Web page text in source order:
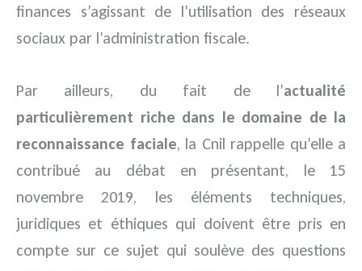
finances s’agissant de l’utilisation des réseaux
sociaux par l’administration fiscale.
Par ailleurs, du fait de l’actualité
particulièrement riche dans le domaine de la
reconnaissance faciale, la Cnil rappelle qu’elle a
contribué au débat en présentant, le 15
novembre 2019, les éléments techniques,
juridiques et éthiques qui doivent être pris en
compte sur ce sujet qui soulève des questions